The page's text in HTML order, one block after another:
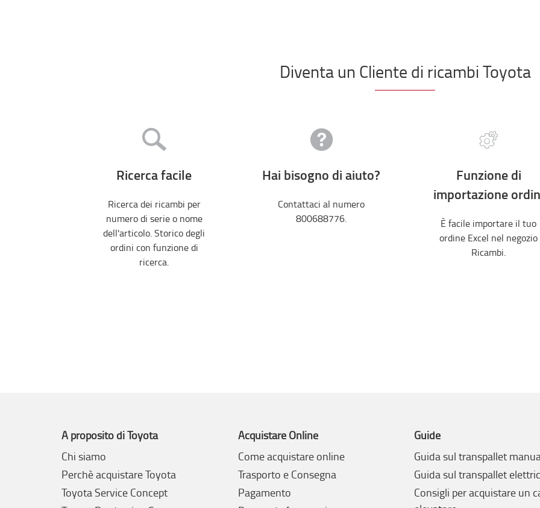
Diventa un Cliente di ricambi Toyota
Ricerca facile
Ricerca dei ricambi per
numero di serie o nome
dell'articolo. Storico degli
ordini con funzione di
ricerca.
Hai bisogno di aiuto?
Contattaci al numero
800688776.
Funzione di
importazione
È facile importare il tuo
ordine Excel nel negozio
Ricambi.
A proposito di Toyota
Chi siamo
Perchè acquistare Toyota
Toyota Service Concept
Acquistare Online
Come acquistare online
Trasporto e Consegna
Pagamento
Guide
Guida sul transpallet
Guida sul transpallet
Consigli per acquistare un